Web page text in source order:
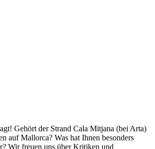
Gehört der Strand Cala Mitjana (bei Arta)
auf Mallorca? Was hat Ihnen besonders
Wir freuen uns über Kritiken und